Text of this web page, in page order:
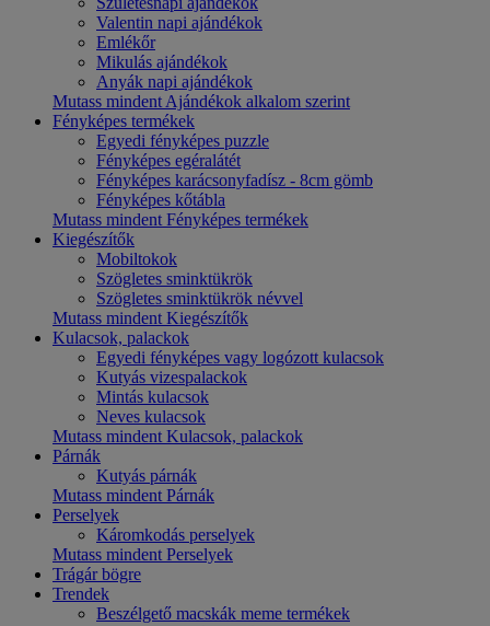
Valentin napi ajándékok
Emlékőr
Mikulás ajándékok
Anyák napi ajándékok
Mutass mindent Ajándékok alkalom szerint
Fényképes termékek
Egyedi fényképes puzzle
Fényképes egéralátét
Fényképes karácsonyfadísz - 8cm gömb
Fényképes kőtábla
Mutass mindent Fényképes termékek
Kiegészítők
Mobiltokok
Szögletes sminktükrök
Szögletes sminktükrök névvel
Mutass mindent Kiegészítők
Kulacsok, palackok
Egyedi fényképes vagy logózott kulacsok
Kutyás vizespalackok
Mintás kulacsok
Neves kulacsok
Mutass mindent Kulacsok, palackok
Párnák
Kutyás párnák
Mutass mindent Párnák
Perselyek
Káromkodás perselyek
Mutass mindent Perselyek
Trágár bögre
Trendek
Beszélgető macskák meme termékek